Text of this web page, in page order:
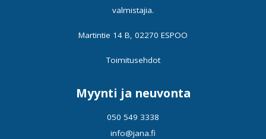
valmistajia.
Martintie 14 B, 02270 ESPOO
Toimitusehdot
Myynti ja neuvonta
050 549 3338
info@jana.fi